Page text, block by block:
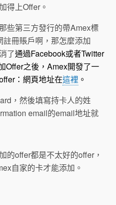
得上Offer。
些第三方發行的帶Amex標
冊賬戶啊，那怎麼添加
了通過Facebook或者Twitter
Offer之後，Amex開發了一
：網頁地址在這裡 。
，然後填寫持卡人的姓
email的email地址就
的offer都是不太好的offer，
自家的卡才能添加。